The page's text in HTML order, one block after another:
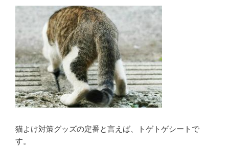
猫よけ対策グッズの定番と言えば、トゲトゲシートで
す。